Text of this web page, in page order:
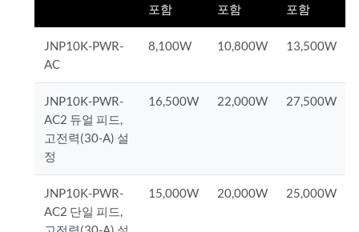
포함
포함
포함
JNP10K-PWR-
AC
8,100W 10,800W 13,500W
JNP10K-PWR-
AC2 듀얼 피드,
고전력(30-A) 설
정
16,500W 22,000W 27,500W
JNP10K-PWR-
AC2 단일 피드,
15,000W 20,000W 25,000W